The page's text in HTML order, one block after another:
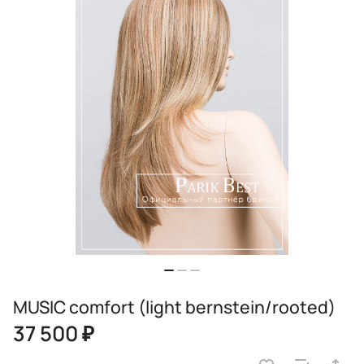
MUSIC comfort (light bernstein/rooted)
37 500 ₽